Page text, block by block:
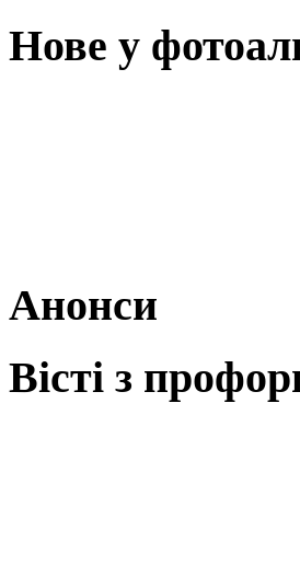
Нове у
Анонси
Вісті з